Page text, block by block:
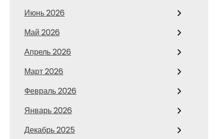
Июнь 2026
Май 2026
Апрель 2026
Март 2026
Февраль 2026
Январь 2026
Декабрь 2025